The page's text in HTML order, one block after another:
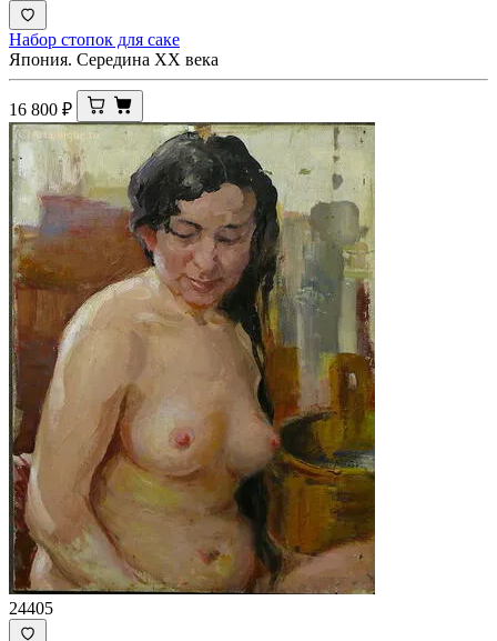
Набор стопок для саке
Япония. Середина ХХ века
16 800 ₽
24405